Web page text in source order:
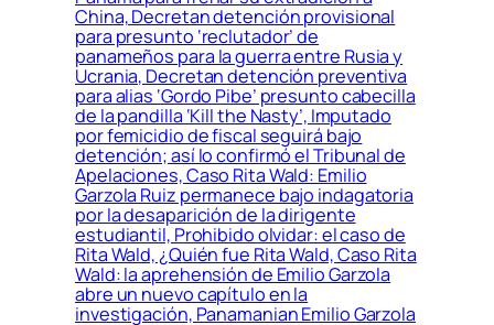
China, Decretan detención provisional
para presunto ‘reclutador’ de
panameños para la guerra entre Rusia y
Ucrania, Decretan detención preventiva
para alias ‘Gordo Pibe’ presunto cabecilla
de la pandilla ‘Kill the Nasty’, Imputado
por femicidio de fiscal seguirá bajo
detención; así lo confirmó el Tribunal de
Apelaciones, Caso Rita Wald: Emilio
Garzola Ruiz permanece bajo indagatoria
por la desaparición de la dirigente
estudiantil, Prohibido olvidar: el caso de
Rita Wald, ¿Quién fue Rita Wald, Caso Rita
Wald: la aprehensión de Emilio Garzola
abre un nuevo capítulo en la
investigación, Panamanian Emilio Garzola